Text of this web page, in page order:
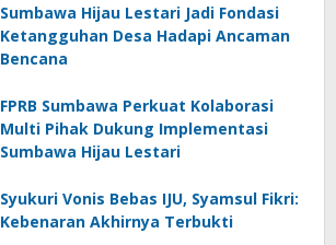
Sumbawa Hijau Lestari Jadi Fondasi
Ketangguhan Desa Hadapi Ancaman
Bencana
FPRB Sumbawa Perkuat Kolaborasi
Multi Pihak Dukung Implementasi
Sumbawa Hijau Lestari
Syukuri Vonis Bebas IJU, Syamsul Fikri:
Kebenaran Akhirnya Terbukti